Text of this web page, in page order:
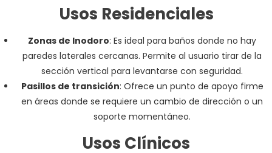
Usos Residenciales
Zonas de Inodoro: Es ideal para baños donde no hay
paredes laterales cercanas. Permite al usuario tirar de la
sección vertical para levantarse con seguridad.
Pasillos de transición: Ofrece un punto de apoyo firme
en áreas donde se requiere un cambio de dirección o un
soporte momentáneo.
Usos Clínicos